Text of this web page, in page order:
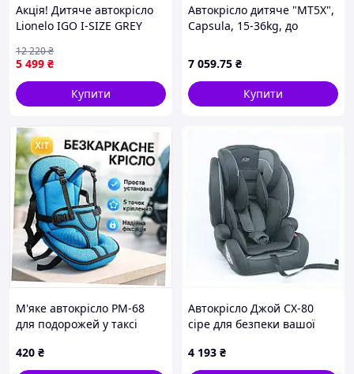
Акція! Дитяче автокрісло
Lionelo IGO I-SIZE GREY
ціною!
5 499 ₴
12 220₴
Купити
Автокрісло дитяче "MT5X",
Capsula, 15-36kg, до
7 059.75 ₴
Купити
М'яке автокрісло PM-68
для подорожей у таксі
420 ₴
Автокрісло Джой СХ-80
сіре для безпеки вашої
90X0405B5
4 193 ₴